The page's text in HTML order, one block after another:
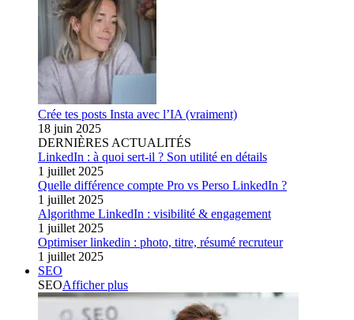
Crée tes posts Insta avec l’IA (vraiment)
18 juin 2025
DERNIÈRES ACTUALITÉS
LinkedIn : à quoi sert-il ? Son utilité en détails
1 juillet 2025
Quelle différence compte Pro vs Perso LinkedIn ?
1 juillet 2025
Algorithme LinkedIn : visibilité & engagement
1 juillet 2025
Optimiser linkedin : photo, titre, résumé recruteur
1 juillet 2025
SEO
SEOAfficher plus